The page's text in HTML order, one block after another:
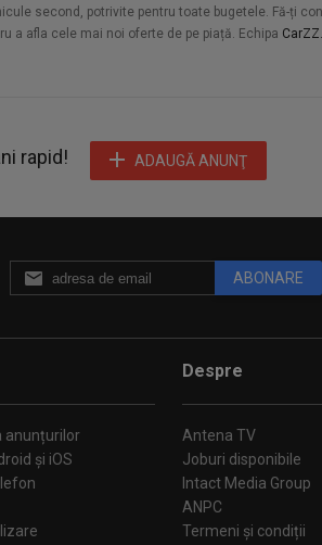
second, potrivite pentru toate bugetele. Fă-ți
a afla cele mai noi oferte de pe piață. Echipa
rapid! ADAUGĂ ANUNŢ
ABONARE
anunțurilor
și iOS
Despre
Antena TV
Joburi disponibile
Intact Media Group
ANPC
Termeni și condiții